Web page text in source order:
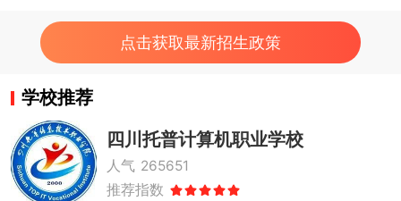
点击获取最新招生政策
学校推荐
四川托普计算机职业学校
人气 265651
推荐指数